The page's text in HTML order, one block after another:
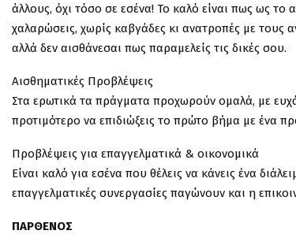
άλλους, όχι τόσο σε εσένα! Το καλό είναι πως ως το
χαλαρώσεις, χωρίς καβγάδες κι ανατροπές με τους
αλλά δεν αισθάνεσαι πως παραμελείς τις δικές σου.
Αισθηματικές Προβλέψεις
Στα ερωτικά τα πράγματα προχωρούν ομαλά, με
προτιμότερο να επιδιώξεις το πρώτο βήμα με ένα
Προβλέψεις για επαγγελματικά & οικονομικά
Είναι καλό για εσένα που θέλεις να κάνεις ένα
επαγγελματικές συνεργασίες παγώνουν και η
ΠΑΡΘΕΝΟΣ